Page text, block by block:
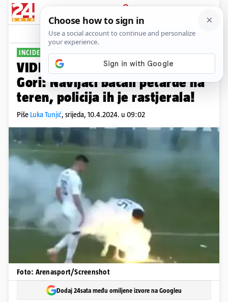
PRIJAVA
Sport Komentari
INCIDENT NA UTAKMICI
VIDEO Neredi na derbiju u Crnoj
Gori: Navijači bacali petarde na
teren, policija ih je rastjerala!
Piše Luka Tunjić, srijeda, 10.4.2024. u 09:02
Foto: Arenasport/Screenshot
Dodaj 24sata među omiljene izvore na Googleu